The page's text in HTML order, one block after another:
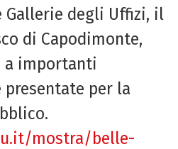
Gallerie degli Uffizi, il
di Capodimonte,
a importanti
per la
mostra/belle-